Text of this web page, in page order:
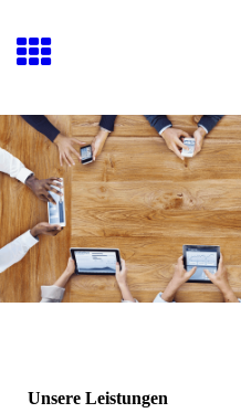
Unsere Leistungen